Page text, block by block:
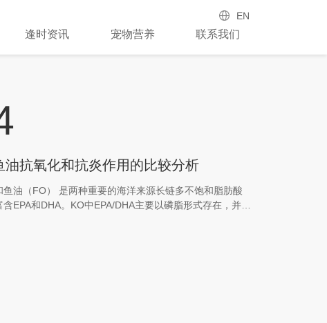
逢时资讯 宠物营养 联系我们
EN
油抗氧化和抗炎作用的比较分析
油（FO） 是两种重要的海洋来源长链多不饱和脂肪酸
含EPA和DHA。KO中EPA/DHA主要以磷脂形式存在，并含